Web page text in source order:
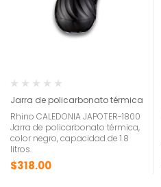
Jarra de policarbonato térmica
Rhino CALEDONIA JAPOTER-1800
Jarra de policarbonato térmica,
color negro, capacidad de 1.8
litros.
$318.00